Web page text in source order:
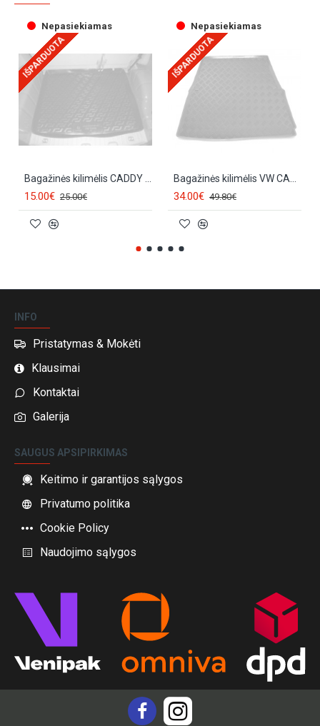
Nepasiekiamas
IŠPARDUOTA
Bagažinės kilimėlis CADDY (2004-2015)
15.00€ 25.00€
Nepasiekiamas
IŠPARDUOTA
Bagažinės kilimėlis VW CADDY (2s.) (2004-...) 30028
34.00€ 49.80€
INFO
Pristatymas & Mokėti
Klausimai
Kontaktai
Galerija
SAUGUS APSIPIRKIMAS
Keitimo ir garantijos sąlygos
Privatumo politika
Cookie Policy
Naudojimo sąlygos